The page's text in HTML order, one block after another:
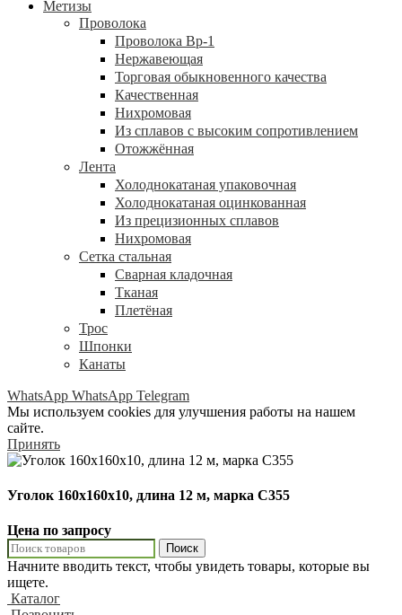
Метизы
Проволока
Проволока Вр-1
Нержавеющая
Торговая обыкновенного качества
Качественная
Нихромовая
Из сплавов с высоким сопротивлением
Отожжённая
Лента
Холоднокатаная упаковочная
Холоднокатаная оцинкованная
Из прецизионных сплавов
Нихромовая
Сетка стальная
Сварная кладочная
Тканая
Плетёная
Трос
Шпонки
Канаты
WhatsApp WhatsApp Telegram
Мы используем cookies для улучшения работы на нашем
сайте.
Принять
Уголок 160х160х10, длина 12 м, марка С355
Цена по запросу
Поиск
Начните вводить текст, чтобы увидеть товары, которые вы
ищете.
Каталог